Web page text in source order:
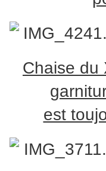
Chaise du
est